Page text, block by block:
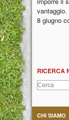
8 giugno
RICERCA
CHI SIAMO